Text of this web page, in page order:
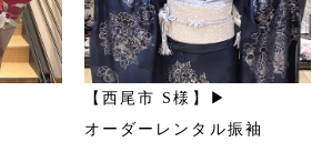
【西尾市 S様】▶
オーダーレンタル振袖